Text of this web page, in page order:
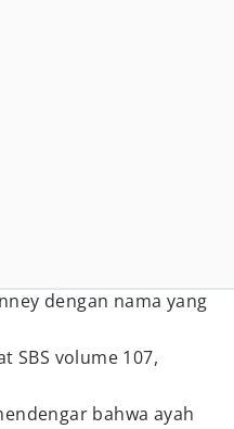
dengan nama yang
SBS volume 107,
bahwa ayah